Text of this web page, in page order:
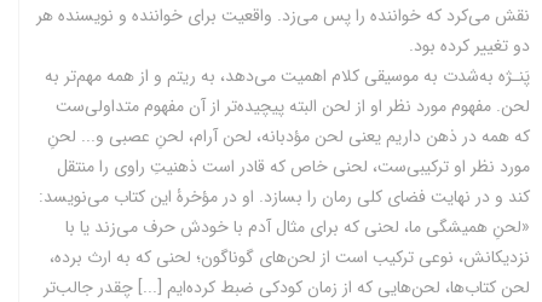
نقش می‌کرد که خواننده را پس می‌زد. واقعیت برای خواننده و نویسنده هر
دو تغییر کرده بود.
پَنـژه به‌شدت به موسیقی کلام اهمیت می‌دهد، به ریتم و از همه مهم‌تر به
لحن. مفهوم مورد نظر او از لحن البته پیچیده‌تر از آن مفهوم متداولی‌ست
که همه در ذهن داریم یعنی لحن مؤدبانه، لحن آرام، لحنِ عصبی و... لحنِ
مورد نظر او ترکیبی‌ست، لحنی خاص که قادر است ذهنیتِ راوی را منتقل
کند و در نهایت فضای کلی رمان را بسازد. او در مؤخرۀ این کتاب می‌نویسد:
«لحنِ همیشگی ما، لحنی که برای مثال آدم با خودش حرف می‌زند یا با
نزدیکانش، نوعی ترکیب است از لحن‌های گوناگون؛ لحنی که به ارث برده،
لحن کتاب‌ها، لحن‌هایی که از زمان کودکی ضبط کرده‌ایم [...] چقدر جالب‌تر